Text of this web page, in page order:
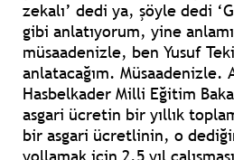
zekalı’ dedi ya, şöyle dedi
gibi anlatıyorum, yine
müsaadenizle, ben Yusuf
anlatacağım. Müsaadenizle.
Hasbelkader Milli Eğitim
asgari ücretin bir yıllık
bir asgari ücretlinin, o
yollamak için 2,5 yıl